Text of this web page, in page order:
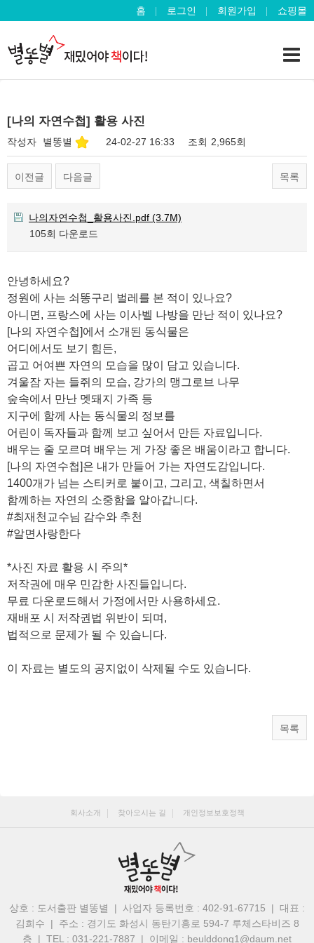
홈 로그인 회원가입 쇼핑몰
[나의 자연수첩] 활용 사진
작성자 별똥별 24-02-27 16:33 조회 2,965회
이전글 다음글 목록
나의자연수첩_활용사진.pdf (3.7M)
105회 다운로드
안녕하세요?
정원에 사는 쇠똥구리 벌레를 본 적이 있나요?
아니면, 프랑스에 사는 이사벨 나방을 만난 적이 있나요?
[나의 자연수첩]에서 소개된 동식물은
어디에서도 보기 힘든,
곱고 어여쁜 자연의 모습을 많이 담고 있습니다.
겨울잠 자는 들쥐의 모습, 강가의 맹그로브 나무
숲속에서 만난 멧돼지 가족 등
지구에 함께 사는 동식물의 정보를
어린이 독자들과 함께 보고 싶어서 만든 자료입니다.
배우는 줄 모르며 배우는 게 가장 좋은 배움이라고 합니다.
[나의 자연수첩]은 내가 만들어 가는 자연도감입니다.
1400개가 넘는 스티커로 붙이고, 그리고, 색칠하면서
함께하는 자연의 소중함을 알아갑니다.
#최재천교수님 감수와 추천
#알면사랑한다
*사진 자료 활용 시 주의*
저작권에 매우 민감한 사진들입니다.
무료 다운로드해서 가정에서만 사용하세요.
재배포 시 저작권법 위반이 되며,
법적으로 문제가 될 수 있습니다.
이 자료는 별도의 공지없이 삭제될 수도 있습니다.
목록
회사소개 찾아오시는 길 개인정보보호정책
상호 : 도서출판 별똥별 | 사업자 등록번호 : 402-91-67715 | 대표 :
김희수 | 주소 : 경기도 화성시 동탄기흥로 594-7 루체스타비즈 8
층 | TEL : 031-221-7887 | 이메일 : beulddong1@daum.net